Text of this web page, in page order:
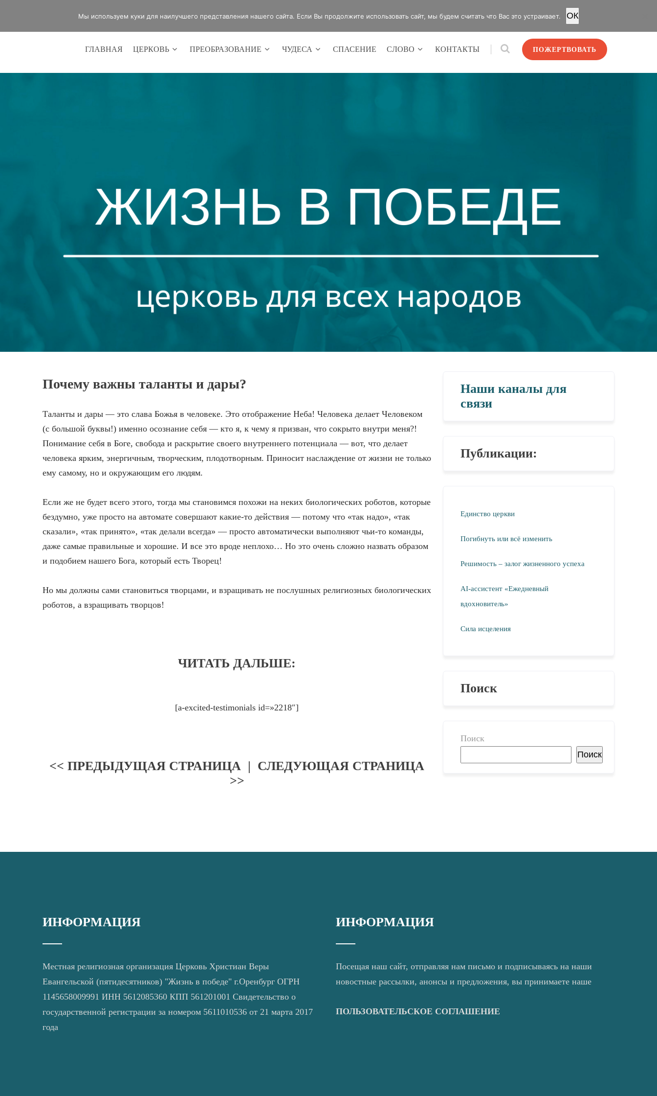
office@lifeinvictory.ru +7 950 189 4420 Россия, г.Оренбург, ул.Мира 32/2
ПОЖЕРТВОВАТЬ
ГЛАВНАЯ ЦЕРКОВЬ ПРЕОБРАЗОВАНИЕ ЧУДЕСА СПАСЕНИЕ СЛОВО КОНТАКТЫ
Почему важны таланты и дары?
Таланты и дары — это слава Божья в человеке. Это отображение Неба! Человека делает Человеком
(с большой буквы!) именно осознание себя — кто я, к чему я призван, что сокрыто внутри меня?!
Понимание себя в Боге, свобода и раскрытие своего внутреннего потенциала — вот, что делает
человека ярким, энергичным, творческим, плодотворным. Приносит наслаждение от жизни не только
ему самому, но и окружающим его людям.
Если же не будет всего этого, тогда мы становимся похожи на неких биологических роботов, которые
бездумно, уже просто на автомате совершают какие-то действия — потому что «так надо», «так
сказали», «так принято», «так делали всегда» — просто автоматически выполняют чьи-то команды,
даже самые правильные и хорошие. И все это вроде неплохо… Но это очень сложно назвать образом
и подобием нашего Бога, который есть Творец!
Но мы должны сами становиться творцами, и взращивать не послушных религиозных биологических
роботов, а взращивать творцов!
ЧИТАТЬ ДАЛЬШЕ:
[a-excited-testimonials id=»2218″]
<< ПРЕДЫДУЩАЯ СТРАНИЦА | СЛЕДУЮЩАЯ СТРАНИЦА
>>
Наши каналы для
связи
Публикации:
Единство церкви
Погибнуть или всё изменить
Решимость – залог жизненного успеха
AI-ассистент «Ежедневный
вдохновитель»
Сила исцеления
Поиск
Поиск
Поиск
ИНФОРМАЦИЯ
Местная религиозная организация Церковь Христиан Веры
Евангельской (пятидесятников) "Жизнь в победе" г.Оренбург ОГРН
1145658009991 ИНН 5612085360 КПП 561201001 Свидетельство о
государственной регистрации за номером 5611010536 от 21 марта 2017
года
ИНФОРМАЦИЯ
Посещая наш сайт, отправляя нам письмо и подписываясь на наши
новостные рассылки, анонсы и предложения, вы принимаете наше
ПОЛЬЗОВАТЕЛЬСКОЕ СОГЛАШЕНИЕ
Мы используем куки для наилучшего представления нашего сайта. Если Вы продолжите использовать сайт, мы будем считать что Вас это устраивает. OК